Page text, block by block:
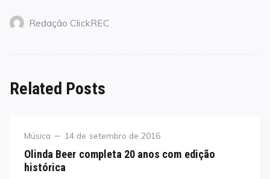
Redação ClickREC
Related Posts
Category
Música
Posted
14 de setembro de 2016
Olinda Beer completa 20 anos com edição
histórica